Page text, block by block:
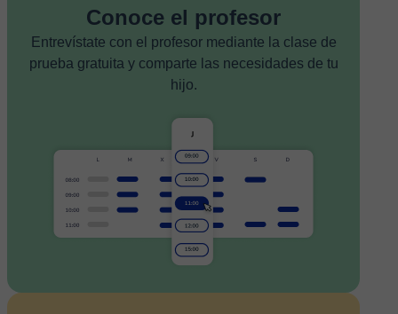
Conoce el profesor
Entrevístate con el profesor mediante la clase de
prueba gratuita y comparte las necesidades de tu
hijo.